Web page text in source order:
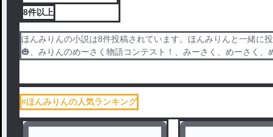
8件以上
ほんみりんの小説は8件投稿されています。ほんみりんと一緒に
🎃、みりんのめーさく物語コンテスト！、みーさく、めーさく
#ほんみりんの人気ランキング